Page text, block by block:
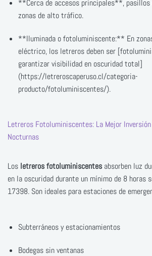
**Cerca de accesos principales**, pasillos
zonas de alto tráfico.
**Iluminada o fotoluminiscente:** En
eléctrico, los letreros deben ser
garantizar visibilidad en oscuridad total]
(https://letreroscaperuso.cl/categoria-
producto/fotoluminiscentes/).
Letreros Fotoluminiscentes: La Mejor
Nocturnas
Los letreros fotoluminiscentes absorben luz
en la oscuridad durante un mínimo de 8 horas
17398. Son ideales para estaciones de
Subterráneos y estacionamientos
Bodegas sin ventanas